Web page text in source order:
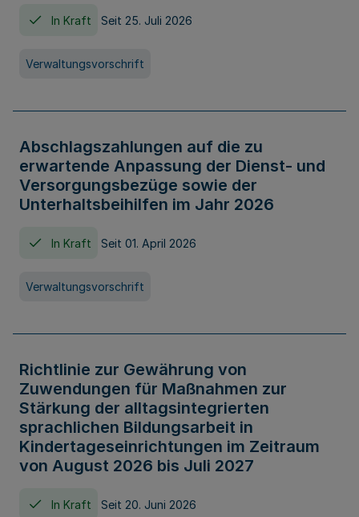
In Kraft Seit 25. Juli 2026
Verwaltungsvorschrift
Abschlagszahlungen auf die zu
erwartende Anpassung der Dienst- und
Versorgungsbezüge sowie der
Unterhaltsbeihilfen im Jahr 2026
In Kraft Seit 01. April 2026
Verwaltungsvorschrift
Richtlinie zur Gewährung von
Zuwendungen für Maßnahmen zur
Stärkung der alltagsintegrierten
sprachlichen Bildungsarbeit in
Kindertageseinrichtungen im Zeitraum
von August 2026 bis Juli 2027
In Kraft Seit 20. Juni 2026